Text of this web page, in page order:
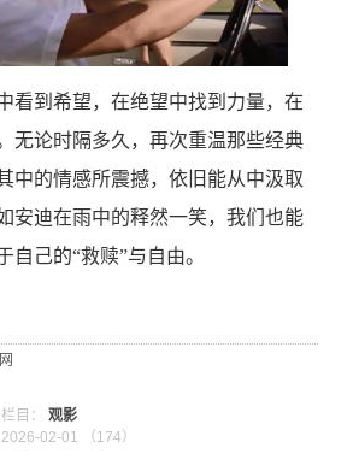
看到希望，在绝望中找到力量，在
无论时隔多久，再次重温那些经典
中的情感所震撼，依旧能从中汲取
安迪在雨中的释然一笑，我们也能
自己的“救赎”与自由。
栏目：
观影
2026-02-01 （174）